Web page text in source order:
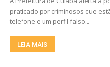
praticado por criminosos que
telefone e um perfil falso...
LEIA MAIS